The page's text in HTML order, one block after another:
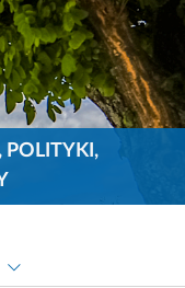
POLITYKI,